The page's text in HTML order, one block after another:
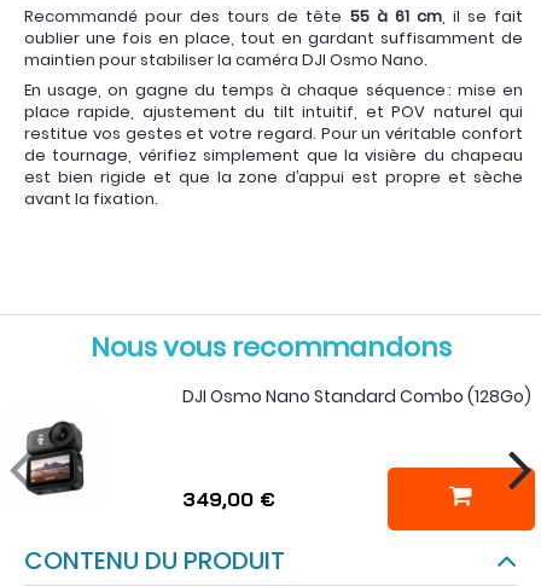
Recommandé pour des tours de tête 55 à 61 cm, il se fait
oublier une fois en place, tout en gardant suffisamment de
maintien pour stabiliser la caméra DJI Osmo Nano.
En usage, on gagne du temps à chaque séquence : mise en
place rapide, ajustement du tilt intuitif, et POV naturel qui
restitue vos gestes et votre regard. Pour un véritable confort
de tournage, vérifiez simplement que la visière du chapeau
est bien rigide et que la zone d’appui est propre et sèche
avant la fixation.
Nous vous recommandons
DJI Osmo Nano Standard Combo (128Go)
349,00 €
CONTENU DU PRODUIT